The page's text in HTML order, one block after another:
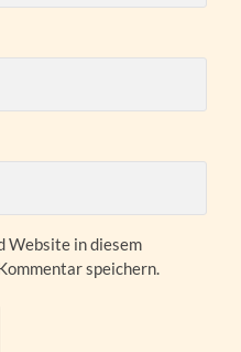
Website in diesem
speichern.